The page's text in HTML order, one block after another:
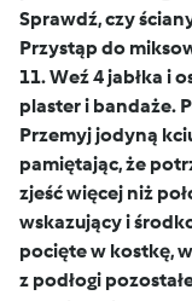
Sprawdź, czy
Przystąp do
11. Weź 4 jabłka i
plaster i bandaże.
Przemyj jodyną
pamiętając, że
zjeść więcej niż
wskazujący i
pocięte w kostkę,
z podłogi